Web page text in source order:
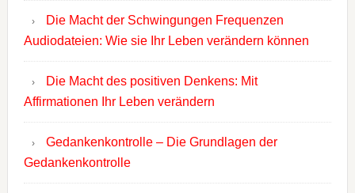
Die Macht der Schwingungen Frequenzen
Audiodateien: Wie sie Ihr Leben verändern können
Die Macht des positiven Denkens: Mit
Affirmationen Ihr Leben verändern
Gedankenkontrolle – Die Grundlagen der
Gedankenkontrolle